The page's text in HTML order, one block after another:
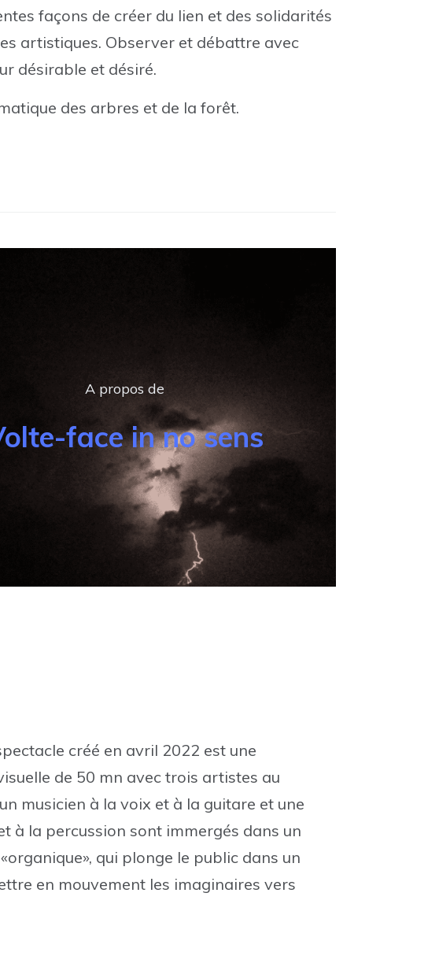
façons de créer du lien et des solidarités
artistiques. Observer et débattre avec
désirable et désiré.
des arbres et de la forêt.
A propos de
face in no sens
créé en avril 2022 est une
de 50 mn avec trois artistes au
musicien à la voix et à la guitare et une
à la percussion sont immergés dans un
qui plonge le public dans un
en mouvement les imaginaires vers